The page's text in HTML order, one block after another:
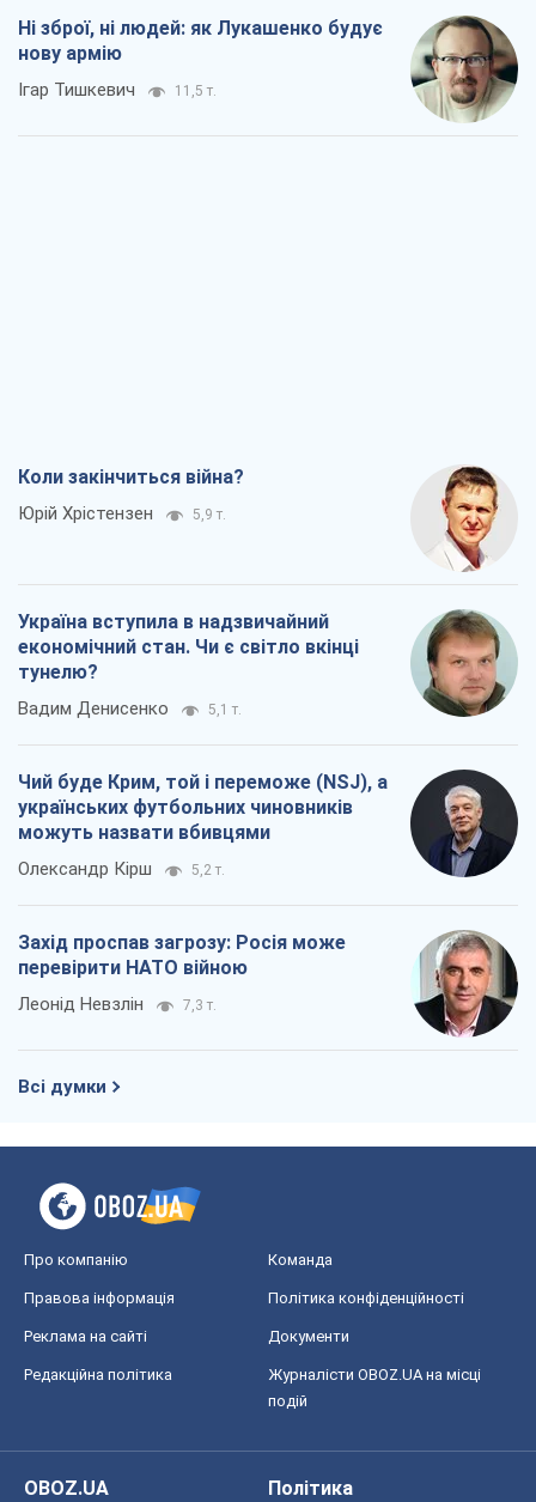
Ні зброї, ні людей: як Лукашенко будує
нову армію
Ігар Тишкевич 11,5 т.
Коли закінчиться війна?
Юрій Хрістензен 5,9 т.
Україна вступила в надзвичайний
економічний стан. Чи є світло вкінці
тунелю?
Вадим Денисенко 5,1 т.
Чий буде Крим, той і переможе (NSJ), а
українських футбольних чиновників
можуть назвати вбивцями
Олександр Кірш 5,2 т.
Захід проспав загрозу: Росія може
перевірити НАТО війною
Леонід Невзлін 7,3 т.
Всі думки
Про компанію Команда
Правова інформація Політика конфіденційності
Реклама на сайті Документи
Редакційна політика
Журналісти OBOZ.UA на місці
подій
OBOZ.UA
Політика